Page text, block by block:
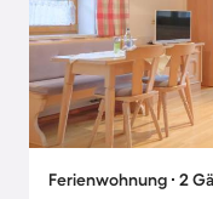
Ferienwohnung ∙ 2